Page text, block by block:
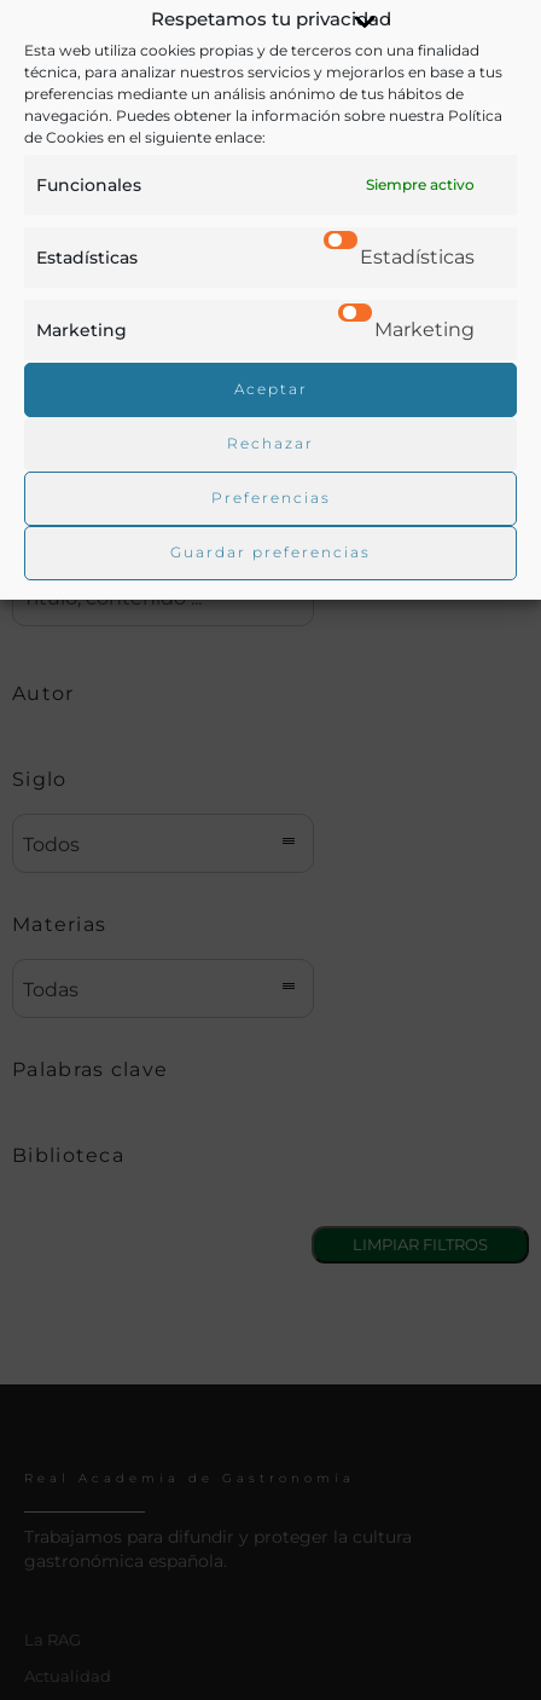
Respetamos tu privacidad
Esta web utiliza cookies propias y de terceros con una finalidad
técnica, para analizar nuestros servicios y mejorarlos en base a tus
preferencias mediante un análisis anónimo de tus hábitos de
navegación. Puedes obtener la información sobre nuestra Política
de Cookies en el siguiente enlace:
Funcionales Siempre activo
Estadísticas Estadísticas
Marketing Marketing
Aceptar
Rechazar
Preferencias
Guardar preferencias
Ver más libros con las palabras clave:
Abonos,Agricultor ,Viñas
COMPARTIR
Buscar en la biblioteca
Biblioteca digital Duque de Ahumada
Buscar
Autor
Siglo
Todos
Materias
Todas
Palabras clave
Biblioteca
Real Academia de Gastronomía
Trabajamos para difundir y proteger la cultura
gastronómica española.
La RAG
Actualidad